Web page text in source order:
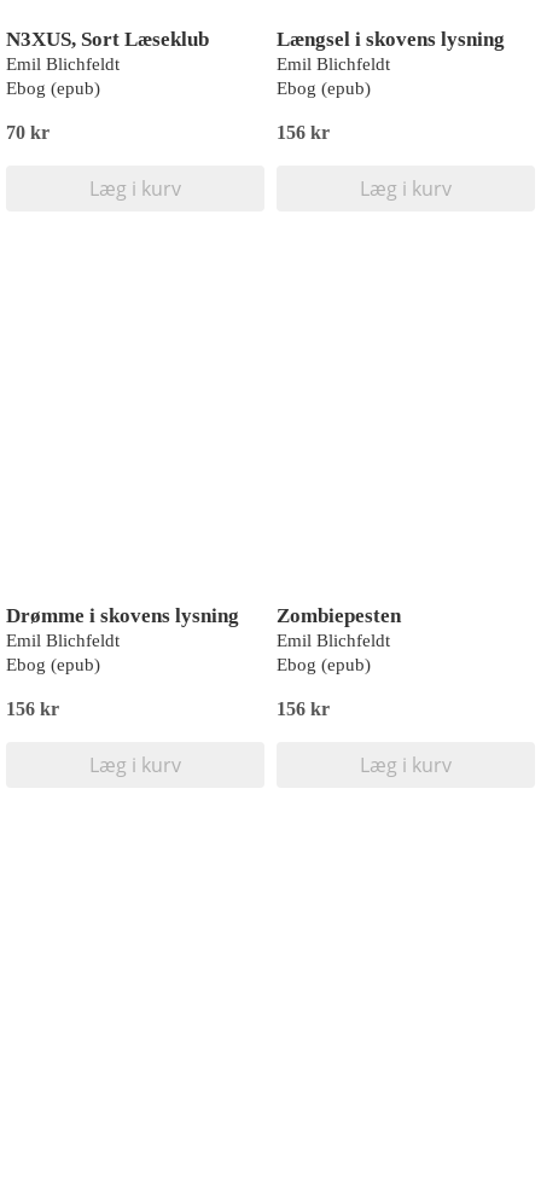
N3XUS, Sort Læseklub
Emil Blichfeldt
Ebog (epub)
70 kr
Læg i kurv
Længsel i skovens lysning
Emil Blichfeldt
Ebog (epub)
156 kr
Læg i kurv
Drømme i skovens lysning
Emil Blichfeldt
Ebog (epub)
156 kr
Læg i kurv
Zombiepesten
Emil Blichfeldt
Ebog (epub)
156 kr
Læg i kurv